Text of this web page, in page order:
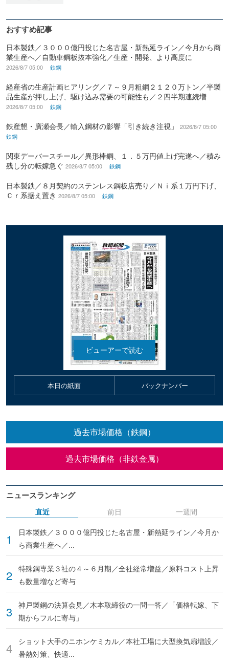
おすすめ記事
日本製鉄／３０００億円投じた名古屋・新熱延ライン／今月から商
業生産へ／自動車鋼板抜本強化／生産・開発、より高度に
2026/8/7 05:00 鉄鋼
経産省の生産計画ヒアリング／７～９月粗鋼２１２０万トン／半製
品生産が押し上げ、駆け込み需要の可能性も／２四半期連続増
2026/8/7 05:00 鉄鋼
鉄産懇・廣瀬会長／輸入鋼材の影響「引き続き注視」
2026/8/7 05:00
鉄鋼
関東デーバースチール／異形棒鋼、１．５万円値上げ完遂へ／積み
残し分の転嫁急ぐ 2026/8/7 05:00 鉄鋼
日本製鉄／８月契約のステンレス鋼板店売り／Ｎｉ系１万円下げ、
Ｃｒ系据え置き 2026/8/7 05:00 鉄鋼
本日の紙面 バックナンバー
過去市場価格（鉄鋼）
過去市場価格（非鉄金属）
ニュースランキング
直近
日本製鉄／３０００億円投じた名古屋・新熱延ライン／今月か
ら商業生産へ／...
特殊鋼専業３社の４～６月期／全社経常増益／原料コスト上昇
も数量増など寄与
神戸製鋼の決算会見／木本取締役の一問一答／「価格転嫁、下
期からフルに寄与」
ショット大手のニホンケミカル／本社工場に大型換気扇増設／
暑熱対策、快適...
前日 一週間